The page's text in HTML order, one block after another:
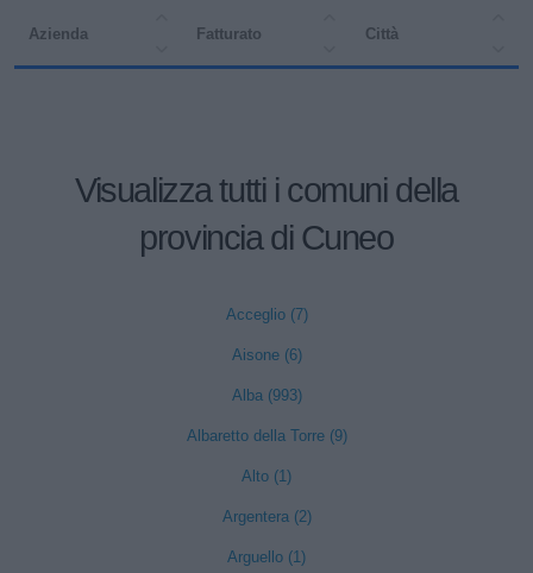
Azienda Fatturato Città
Visualizza tutti i comuni della
provincia di Cuneo
Acceglio (7)
Aisone (6)
Alba (993)
Albaretto della Torre (9)
Alto (1)
Argentera (2)
Arguello (1)